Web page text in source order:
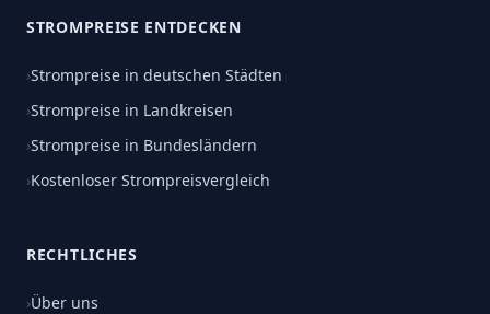
STROMPREISE ENTDECKEN
›Strompreise in deutschen Städten
›Strompreise in Landkreisen
›Strompreise in Bundesländern
›Kostenloser Strompreisvergleich
RECHTLICHES
›Über uns